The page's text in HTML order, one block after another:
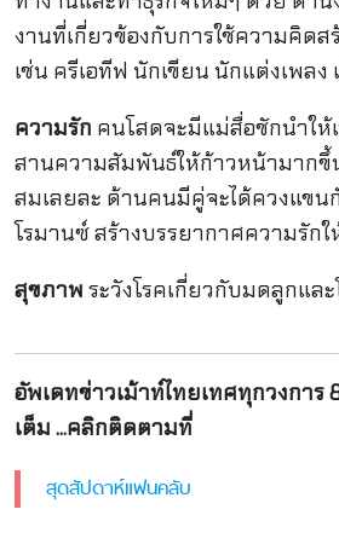
งานที่เกี่ยวข้องกับการใช้ความคิดส
เช่น ครีเอทีฟ นักเขียน นักแต่งเพลง
ความรัก คนโสดจะมีแม่สื่อชักนำให้
สานความสัมพันธ์ให้ก้าวหน้ามากขึ้
สมเลยละ ด้านคนมีคู่จะได้ควงแขน
โรมานซ์ สร้างบรรยากาศความรัก
สุขภาพ ระวังโรคเกี่ยวกับมดลูกและ
อัพเดทข่าวเม้าท์ไทยเทศทุกวงการ
เต็ม ...คลิกติดตามที่
สุดสัปดาห์แฟนคลับ